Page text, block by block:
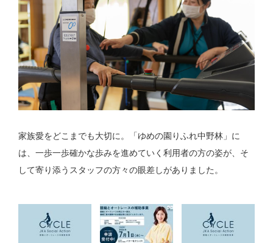
家族愛をどこまでも大切に。「ゆめの園りふれ中野林」に
は、一歩一歩確かな歩みを進めていく利用者の方の姿が、そ
して寄り添うスタッフの方々の眼差しがありました。